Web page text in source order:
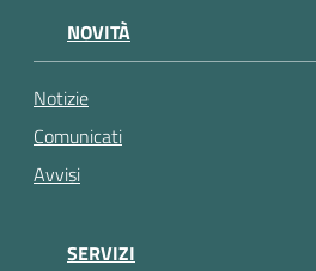
Tutti
gli
argomenti...
NOVITÀ
Notizie
Comunicati
Avvisi
SERVIZI